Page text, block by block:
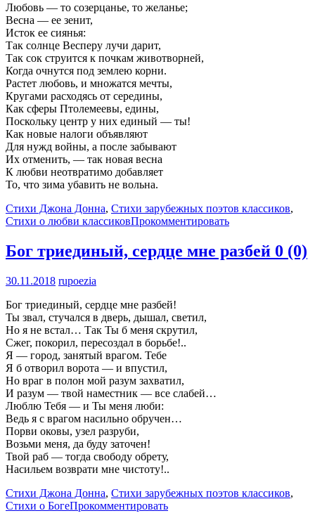
Любовь — то созерцанье, то желанье;
Весна — ее зенит,
Исток ее сиянья:
Так солнце Весперу лучи дарит,
Так сок струится к почкам животворней,
Когда очнутся под землею корни.
Растет любовь, и множатся мечты,
Кругами расходясь от середины,
Как сферы Птолемеевы, едины,
Поскольку центр у них единый — ты!
Как новые налоги объявляют
Для нужд войны, а после забывают
Их отменить, — так новая весна
К любви неотвратимо добавляет
То, что зима убавить не вольна.
Стихи Джона Донна, Стихи зарубежных поэтов классиков,
Стихи о любви классиковПрокомментировать
Бог триединый, сердце мне разбей 0 (0)
30.11.2018 rupoezia
Бог триединый, сердце мне разбей!
Ты звал, стучался в дверь, дышал, светил,
Но я не встал… Так Ты б меня скрутил,
Сжег, покорил, пересоздал в борьбе!..
Я — город, занятый врагом. Тебе
Я б отворил ворота — и впустил,
Но враг в полон мой разум захватил,
И разум — твой наместник — все слабей…
Люблю Тебя — и Ты меня люби:
Ведь я с врагом насильно обручен…
Порви оковы, узел разруби,
Возьми меня, да буду заточен!
Твой раб — тогда свободу обрету,
Насильем возврати мне чистоту!..
Стихи Джона Донна, Стихи зарубежных поэтов классиков,
Стихи о БогеПрокомментировать